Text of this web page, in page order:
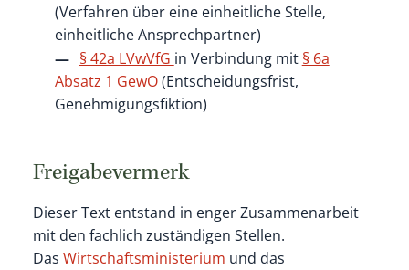
(Verfahren über eine einheitliche Stelle,
einheitliche Ansprechpartner)
§ 42a LVwVfG in Verbindung mit § 6a
Absatz 1 GewO(Entscheidungsfrist,
Genehmigungsfiktion)
Freigabevermerk
Dieser Text entstand in enger Zusammenarbeit
mit den fachlich zuständigen Stellen.
Das Wirtschaftsministerium und das